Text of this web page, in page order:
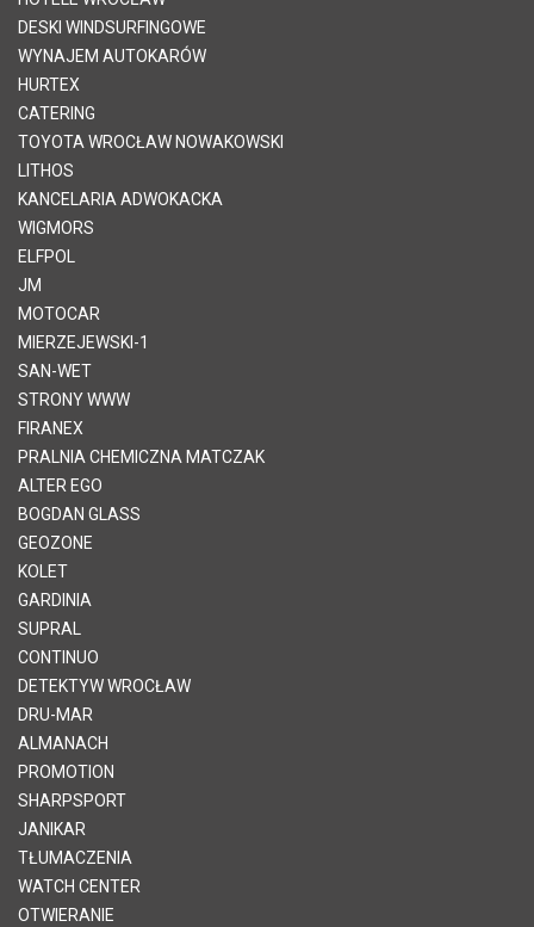
DESKI WINDSURFINGOWE
WYNAJEM AUTOKARÓW
HURTEX
CATERING
TOYOTA WROCŁAW NOWAKOWSKI
LITHOS
KANCELARIA ADWOKACKA
WIGMORS
ELFPOL
JM
MOTOCAR
MIERZEJEWSKI-1
SAN-WET
STRONY WWW
FIRANEX
PRALNIA CHEMICZNA MATCZAK
ALTER EGO
BOGDAN GLASS
GEOZONE
KOLET
GARDINIA
SUPRAL
CONTINUO
DETEKTYW WROCŁAW
DRU-MAR
ALMANACH
PROMOTION
SHARPSPORT
JANIKAR
TŁUMACZENIA
WATCH CENTER
OTWIERANIE